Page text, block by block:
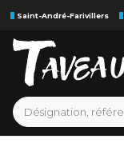
Saint-André-Farivillers